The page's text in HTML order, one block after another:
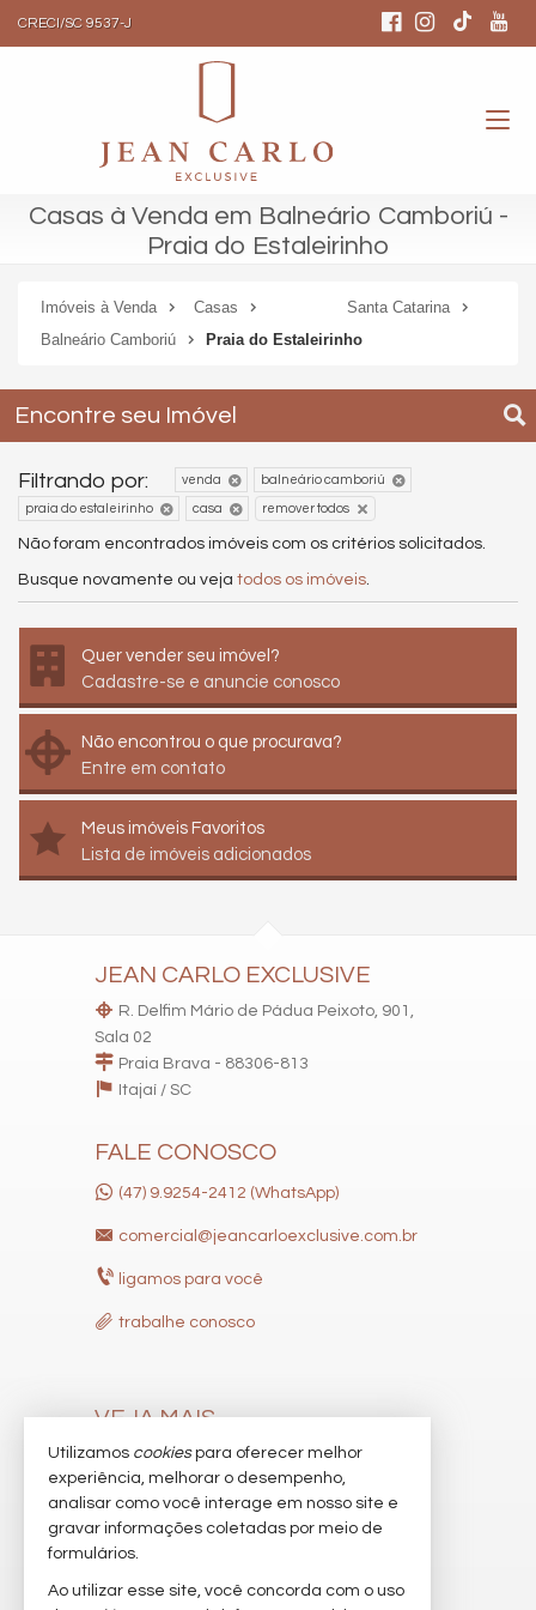
CRECI/SC 9537-J
Casas à Venda em Balneário Camboriú -
Praia do Estaleirinho
Imóveis à Venda Casas
Santa Catarina
Balneário Camboriú
Praia do Estaleirinho
Encontre seu Imóvel
Filtrando por: venda balneário camboriú
praia do estaleirinho casa remover todos
Não foram encontrados imóveis com os critérios solicitados.
Busque novamente ou veja todos os imóveis.
Quer vender seu imóvel?
Cadastre-se e anuncie conosco
Não encontrou o que procurava?
Entre em contato
Meus imóveis Favoritos
Lista de imóveis adicionados
JEAN CARLO EXCLUSIVE
R. Delfim Mário de Pádua Peixoto, 901,
Sala 02
Praia Brava - 88306-813
Itajaí / SC
FALE CONOSCO
(47) 9.9254-2412 (WhatsApp)
comercial@jeancarloexclusive.com.br
ligamos para você
trabalhe conosco
VEJA MAIS
receba nosso newsletter
indicadores financeiros
imóveis favoritos
Utilizamos cookiespara oferecer melhor
experiência, melhorar o desempenho,
analisar como você interage em nosso site e
gravar informações coletadas por meio de
formulários.
Ao utilizar esse site, você concorda com o uso